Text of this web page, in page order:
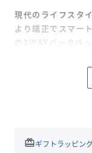
現代のライフスタ
より端正でスマー
の2WAYバックパッ
うにもお使いいた
メインファスナー
redeemギフトラッピン